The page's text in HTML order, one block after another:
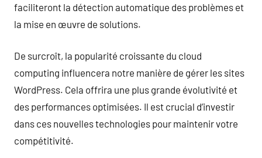
faciliteront la détection automatique des problèmes et
la mise en œuvre de solutions.
De surcroît, la popularité croissante du cloud
computing influencera notre manière de gérer les sites
WordPress. Cela offrira une plus grande évolutivité et
des performances optimisées. Il est crucial d’investir
dans ces nouvelles technologies pour maintenir votre
compétitivité.